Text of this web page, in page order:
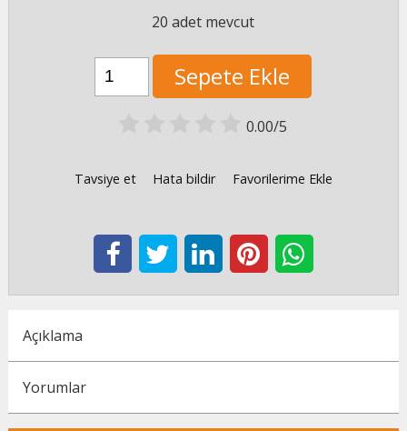
20 adet mevcut
Sepete Ekle
0.00/5
Tavsiye et Hata bildir Favorilerime Ekle
Açıklama
Yorumlar